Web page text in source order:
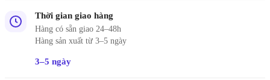
Thời gian giao hàng
Hàng có sẵn giao 24–48h
Hàng sản xuất từ 3–5 ngày
3–5 ngày